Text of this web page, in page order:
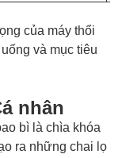
của máy thổi
và mục tiêu
nhân
bì là chìa khóa
ra những chai lọ